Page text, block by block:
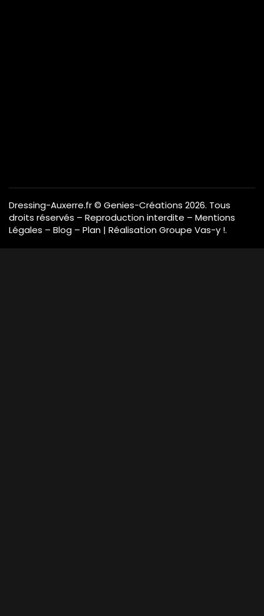
Dressing-Auxerre.fr© Genies-Créations 2026. Tous
droits réservés – Reproduction interdite – Mentions
Légales – Blog – Plan | RéalisationGroupe Vas-y !.